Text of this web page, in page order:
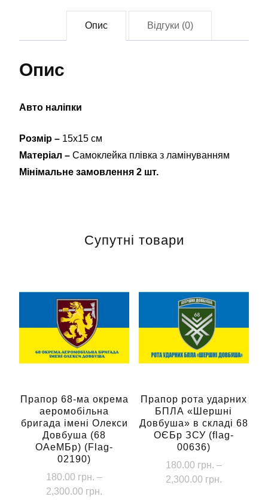
кількість
Опис Відгуки (0)
Опис
Авто наліпки
Розмір – 15х15 см
Матеріал – Самоклейка плівка з ламінуванням
Мінімальне замовлення 2 шт.
Супутні товари
Прапор 68-ма окрема
аеромобільна
бригада імені Олекси
Довбуша (68
ОАеМБр) (Flag-
02190)
180.00 грн. –
2,300.00 грн.
Прапор рота ударних
БПЛА «Шершні
Довбуша» в складі 68
ОЄБр ЗСУ (flag-
00636)
180.00 грн. –
2,300.00 грн.